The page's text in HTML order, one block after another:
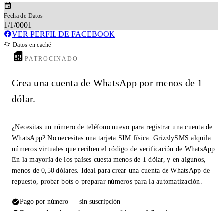
Fecha de Datos
1/1/0001
VER PERFIL DE FACEBOOK
Datos en caché
PATROCINADO
Crea una cuenta de WhatsApp por menos de 1
dólar.
¿Necesitas un número de teléfono nuevo para registrar una cuenta de
WhatsApp? No necesitas una tarjeta SIM física. GrizzlySMS alquila
números virtuales que reciben el código de verificación de WhatsApp.
En la mayoría de los países cuesta menos de 1 dólar, y en algunos,
menos de 0,50 dólares. Ideal para crear una cuenta de WhatsApp de
repuesto, probar bots o preparar números para la automatización.
Pago por número — sin suscripción